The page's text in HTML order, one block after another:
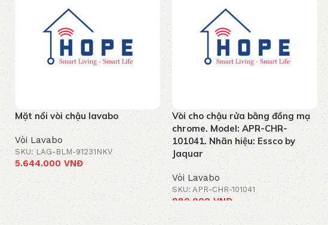
Mặt nổi vòi chậu lavabo
Vòi Lavabo
SKU: LAG-BLM-91231NKV
5.644.000VNĐ
Thêm vào giỏ hàng
Vòi cho chậu rửa bằng đồng mạ
chrome. Model: APR-CHR-
101041. Nhãn hiệu: Essco by
Jaquar
Vòi Lavabo
SKU: APR-CHR-101041
980.000VNĐ
Thêm vào giỏ hàng